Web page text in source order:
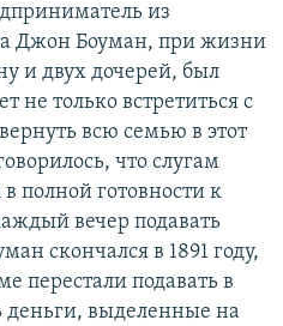
из
Джон Боуман, при жизни
и двух дочерей, был
не только встретиться с
всю семью в этот
что слугам
полной готовности к
вечер подавать
скончался в 1891 году,
перестали подавать в
деньги, выделенные на